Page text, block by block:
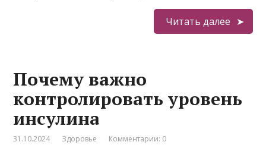
Читать далее
Почему важно
контролировать уровень
инсулина
31.10.2024 Здоровье Комментарии: 0